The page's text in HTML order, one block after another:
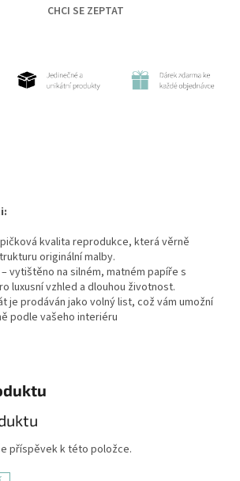
CHCI SE ZEPTAT
kvalita reprodukce, která věrně
originální malby.
– vytištěno na silném, matném papíře s
luxusní vzhled a dlouhou životnost.
je prodáván jako volný list, což vám umožní
podle vašeho interiéru
příspěvek k této položce.